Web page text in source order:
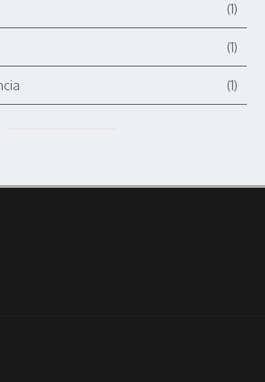
(1)
(1)
(1)